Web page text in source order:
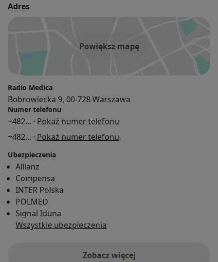
Adres
Powiększ mapę
Radio Medica
Bobrowiecka 9, 00-728 Warszawa
Numer telefonu
+482... · Pokaż numer telefonu
+482... · Pokaż numer telefonu
Ubezpieczenia
Allianz
Compensa
INTER Polska
POLMED
Signal Iduna
Wszystkie ubezpieczenia
Zobacz więcej